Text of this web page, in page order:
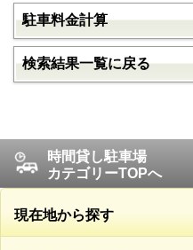
駐車料金計算
検索結果一覧に戻る
時間貸し駐車場
カテゴリーTOPへ
現在地から探す